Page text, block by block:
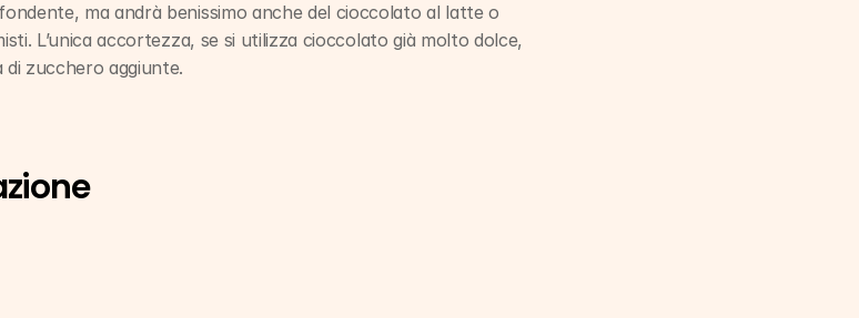
ma andrà benissimo anche del cioccolato al latte o
L’unica accortezza, se si utilizza cioccolato già molto dolce,
zucchero aggiunte.